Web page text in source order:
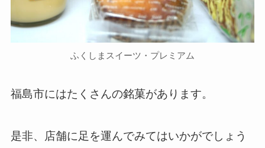
ふくしまスイーツ・プレミアム
福島市にはたくさんの銘菓があります。
是非、店舗に足を運んでみてはいかがでしょう